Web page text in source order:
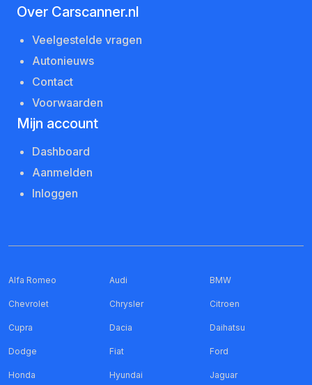
Over Carscanner.nl
Veelgestelde vragen
Autonieuws
Contact
Voorwaarden
Mijn account
Dashboard
Aanmelden
Inloggen
Alfa Romeo Audi BMW
Chevrolet Chrysler Citroen
Cupra Dacia Daihatsu
Dodge Fiat Ford
Honda Hyundai Jaguar